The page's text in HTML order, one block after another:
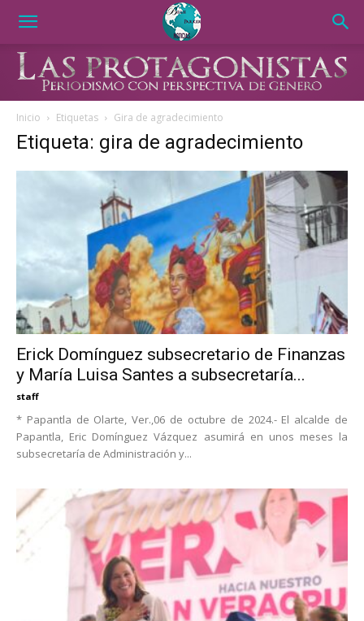
Inicio Etiquetas Gira de agradecimiento
Etiqueta: gira de agradecimiento
Erick Domínguez subsecretario de Finanzas
y María Luisa Santes a subsecretaría...
staff
* Papantla de Olarte, Ver.,06 de octubre de 2024.- El alcalde de
Papantla, Eric Domínguez Vázquez asumirá en unos meses la
subsecretaría de Administración y...